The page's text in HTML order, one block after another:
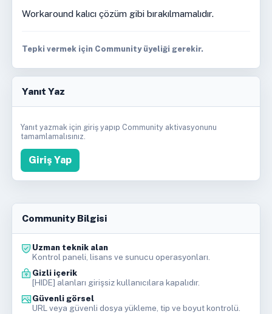
Workaround kalıcı çözüm gibi bırakılmamalıdır.
Tepki vermek için Community üyeliği gerekir.
Yanıt Yaz
Yanıt yazmak için giriş yapıp Community aktivasyonunu
tamamlamalısınız.
Giriş Yap
Community Bilgisi
Uzman teknik alan
Kontrol paneli, lisans ve sunucu operasyonları.
Gizli içerik
[HIDE] alanları girişsiz kullanıcılara kapalıdır.
Güvenli görsel
URL veya güvenli dosya yükleme, tip ve boyut kontrolü.